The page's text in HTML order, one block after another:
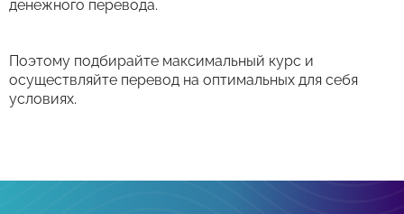
денежного перевода.
Поэтому подбирайте максимальный курс и
осуществляйте перевод на оптимальных для себя
условиях.